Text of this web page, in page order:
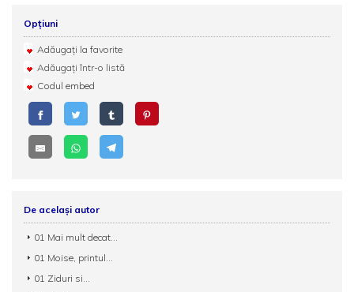
Opțiuni
Adăugați la favorite
Adăugați într-o listă
Codul embed
De același autor
01 Mai mult decat...
01 Moise, printul...
01 Ziduri si...